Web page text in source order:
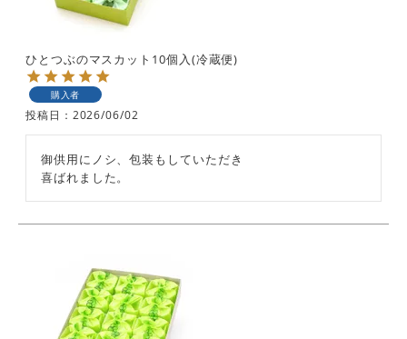
ひとつぶのマスカット10個入(冷蔵便)
購入者
投稿日 2026/06/02
御供用にノシ、包装もしていただき
喜ばれました。